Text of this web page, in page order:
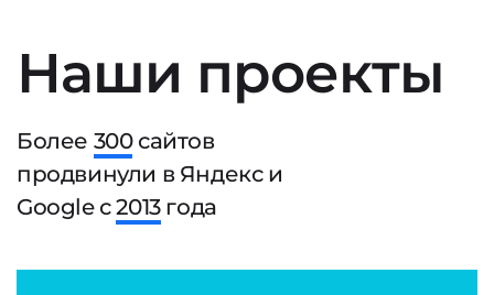
Наши проекты
Более 300сайтов
продвинули в Яндекс и
Google с2013года